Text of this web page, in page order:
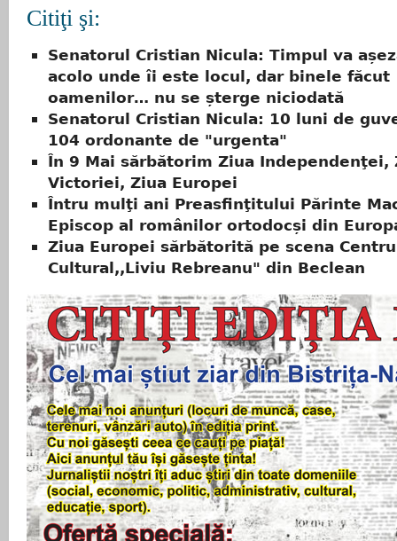
Citiţi şi:
Senatorul Cristian Nicula: Timpul va
acolo unde îi este locul, dar binele făcut
oamenilor… nu se șterge niciodată
Senatorul Cristian Nicula: 10 luni de
104 ordonante de "urgenta"
În 9 Mai sărbătorim Ziua Independenţei,
Victoriei, Ziua Europei
Întru mulţi ani Preasfinţitului Părinte
Episcop al românilor ortodocși din
Ziua Europei sărbătorită pe scena
Cultural,,Liviu Rebreanu" din Beclean